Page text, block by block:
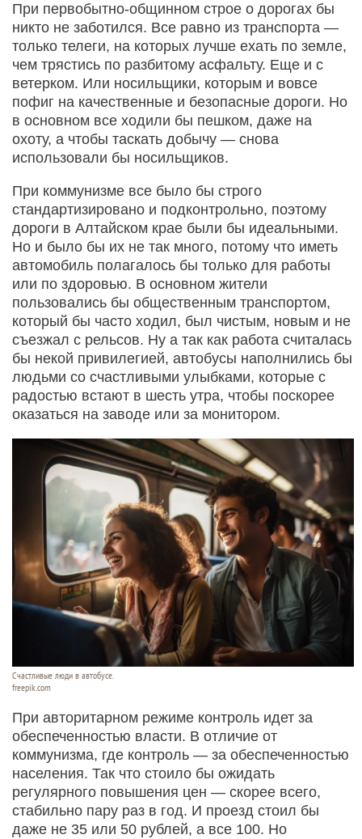
При первобытно-общинном строе о дорогах бы
никто не заботился. Все равно из транспорта —
только телеги, на которых лучше ехать по земле,
чем трястись по разбитому асфальту. Еще и с
ветерком. Или носильщики, которым и вовсе
пофиг на качественные и безопасные дороги. Но
в основном все ходили бы пешком, даже на
охоту, а чтобы таскать добычу — снова
использовали бы носильщиков.
При коммунизме все было бы строго
стандартизировано и подконтрольно, поэтому
дороги в Алтайском крае были бы идеальными.
Но и было бы их не так много, потому что иметь
автомобиль полагалось бы только для работы
или по здоровью. В основном жители
пользовались бы общественным транспортом,
который бы часто ходил, был чистым, новым и не
съезжал с рельсов. Ну а так как работа считалась
бы некой привилегией, автобусы наполнились бы
людьми со счастливыми улыбками, которые с
радостью встают в шесть утра, чтобы поскорее
оказаться на заводе или за монитором.
Счастливые люди в автобусе.
freepik.com
При авторитарном режиме контроль идет за
обеспеченностью власти. В отличие от
коммунизма, где контроль — за обеспеченностью
населения. Так что стоило бы ожидать
регулярного повышения цен — скорее всего,
стабильно пару раз в год. И проезд стоил бы
даже не 35 или 50 рублей, а все 100. Но